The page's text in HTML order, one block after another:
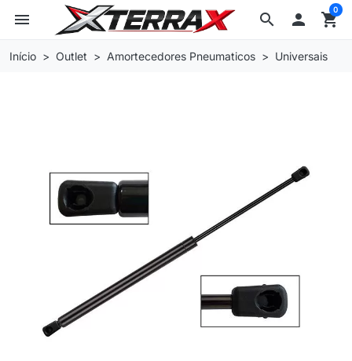
search
menu  shopping_cart
0
Início Outlet Amortecedores Pneumaticos Universais